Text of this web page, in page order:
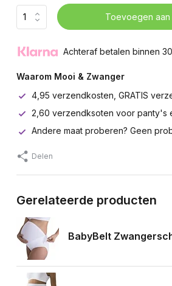
Toevoegen
Achteraf betalen binnen
Waarom Mooi & Zwanger
4,95 verzendkosten, GRATIS
2,60 verzendksoten voor panty's
Andere maat proberen? Geen
Delen
Gerelateerde producten
BabyBelt